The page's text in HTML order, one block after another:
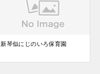
新琴似にじのいろ保育園